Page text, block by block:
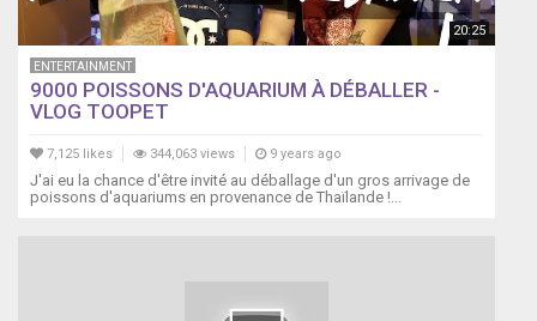
20:25
ENTERTAINMENT
9000 POISSONS D'AQUARIUM À DÉBALLER -
VLOG TOOPET
7,125 likes 344,063 views 9 years ago
J'ai eu la chance d'être invité au déballage d'un gros arrivage de
poissons d'aquariums en provenance de Thaïlande !...